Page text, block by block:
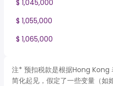
$ 1,045,000
$ 1,055,000
$ 1,065,000
注* 预扣税款是根据Hong Kong
简化起见，假定了一些变量（如